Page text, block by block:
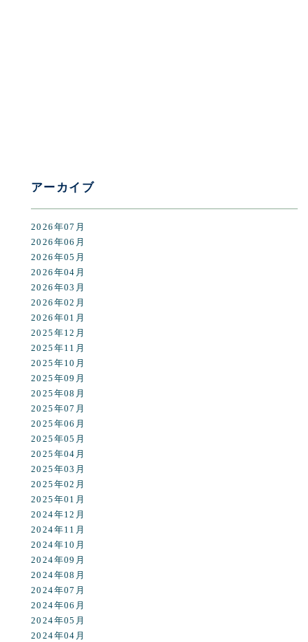
アーカイブ
2026年07月
2026年06月
2026年05月
2026年04月
2026年03月
2026年02月
2026年01月
2025年12月
2025年11月
2025年10月
2025年09月
2025年08月
2025年07月
2025年06月
2025年05月
2025年04月
2025年03月
2025年02月
2025年01月
2024年12月
2024年11月
2024年10月
2024年09月
2024年08月
2024年07月
2024年06月
2024年05月
2024年04月